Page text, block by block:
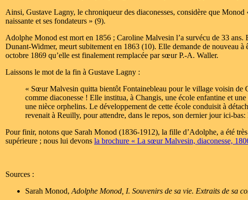
Ainsi, Gustave Lagny, le chroniqueur des diaconesses, considère que
naissante et ses fondateurs » (9).
Adolphe Monod est mort en 1856 ; Caroline Malvesin l’a survécu de 33 ans.
Dunant-Widmer, meurt subitement en 1863 (10). Elle demande de nouveau à
octobre 1869 qu’elle est finalement remplacée par sœur P.-A. Waller.
Laissons le mot de la fin à Gustave Lagny :
« Sœur Malvesin quitta bientôt Fontainebleau pour le village voisin de
comme diaconesse ! Elle institua, à Changis, une école enfantine et
une nièce orphelins. Le développement de cette école conduisit à
revenait à Reuilly, pour attendre, dans le repos, son dernier jour ici-
Pour finir, notons que Sarah Monod (1836-1912), la fille d’Adolphe, a été
supérieure ; nous lui devons la brochure « La sœur Malvesin, diaconesse,
Sources :
Sarah Monod, Adolphe Monod, I. Souvenirs de sa vie. Extraits de sa